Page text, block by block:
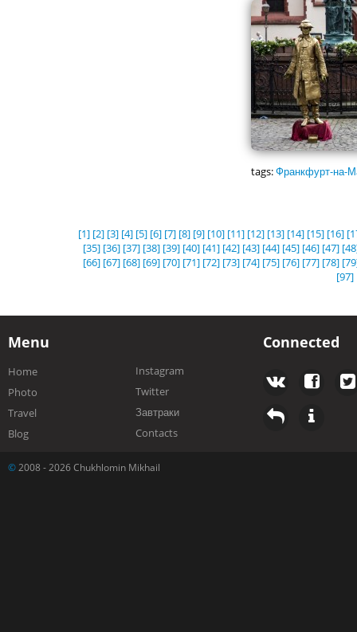
tags:Франкфурт-на-
[1] [2] [3] [4] [5] [6] [7] [8] [9] [10] [11] [12] [13] [14] [15] [16]
[35] [36] [37] [38] [39] [40] [41] [42] [43] [44] [45] [46] [47]
[66] [67] [68] [69] [70] [71] [72] [73] [74] [75] [76] [77] [78]
[97]
Menu
Home
Photo
Travel
Blog
Instagram
Twitter
Завтраки
Contacts
Connected
© 2008 - 2026 Chukhlomin Mikhail